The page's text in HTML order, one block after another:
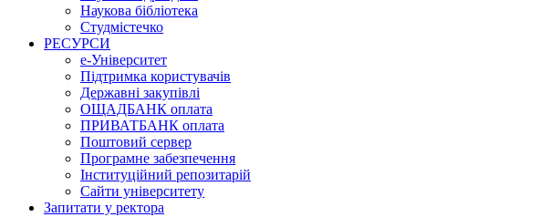
Наукова бібліотека
Студмістечко
РЕСУРСИ
е-Університет
Підтримка користувачів
Державні закупівлі
ОЩАДБАНК оплата
ПРИВАТБАНК оплата
Поштовий сервер
Програмне забезпечення
Інституційний репозитарій
Сайти університету
Запитати у ректора